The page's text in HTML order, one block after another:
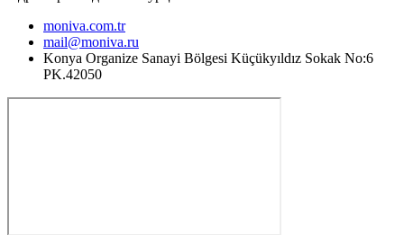
moniva.com.tr
mail@moniva.ru
Konya Organize Sanayi Bölgesi Küçükyıldız Sokak No:6
PK.42050